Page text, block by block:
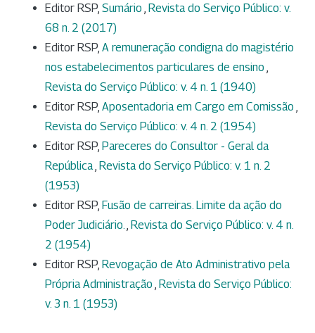
Editor RSP, Sumário , Revista do Serviço Público: v.
68 n. 2 (2017)
Editor RSP, A remuneração condigna do magistério
nos estabelecimentos particulares de ensino ,
Revista do Serviço Público: v. 4 n. 1 (1940)
Editor RSP, Aposentadoria em Cargo em Comissão ,
Revista do Serviço Público: v. 4 n. 2 (1954)
Editor RSP, Pareceres do Consultor - Geral da
República, Revista do Serviço Público: v. 1 n. 2
(1953)
Editor RSP, Fusão de carreiras. Limite da ação do
Poder Judiciário., Revista do Serviço Público: v. 4 n.
2 (1954)
Editor RSP, Revogação de Ato Administrativo pela
Própria Administração , Revista do Serviço Público:
v. 3 n. 1 (1953)